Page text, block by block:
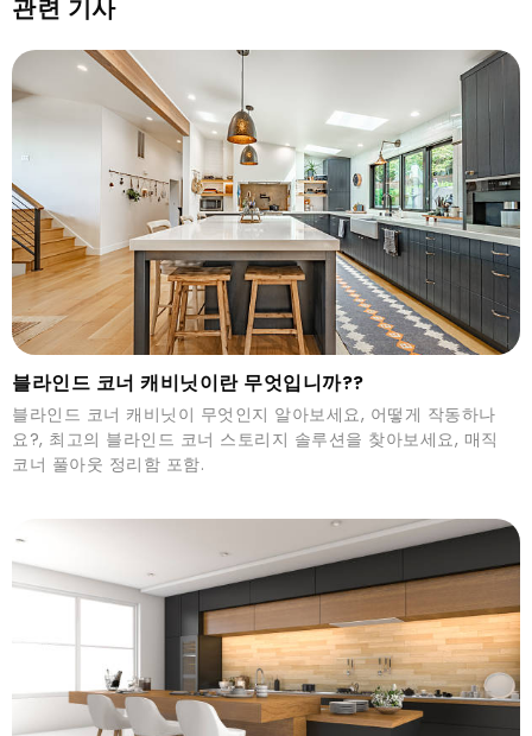
관련 기사
블라인드 코너 캐비닛이란 무엇입니까??
블라인드 코너 캐비닛이 무엇인지 알아보세요, 어떻게 작동하나
요?, 최고의 블라인드 코너 스토리지 솔루션을 찾아보세요, 매직
코너 풀아웃 정리함 포함.